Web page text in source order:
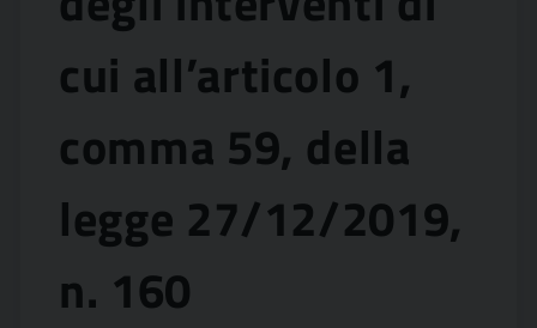
cui all’articolo 1,
comma 59, della
legge 27/12/2019,
n. 160